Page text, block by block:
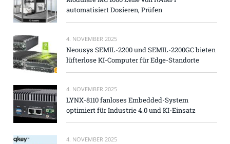
automatisiert Dosieren, Prüfen
4. NOVEMBER 2025
Neousys SEMIL-2200 und SEMIL-2200GC bieten
lüfterlose KI-Computer für Edge-Standorte
4. NOVEMBER 2025
LYNX-8110 fanloses Embedded-System
optimiert für Industrie 4.0 und KI-Einsatz
4. NOVEMBER 2025